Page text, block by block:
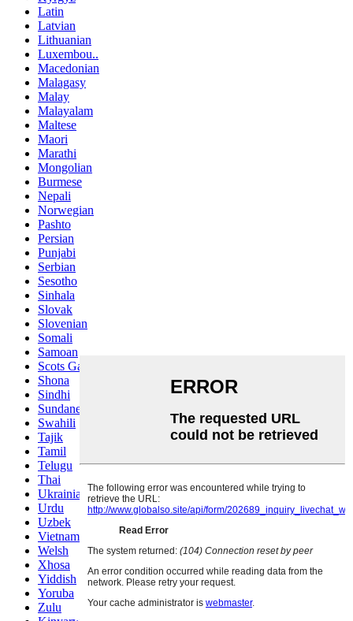
Latin
Latvian
Lithuanian
Luxembou..
Macedonian
Malagasy
Malay
Malayalam
Maltese
Maori
Marathi
Mongolian
Burmese
Nepali
Norwegian
Pashto
Persian
Punjabi
Serbian
Sesotho
Sinhala
Slovak
Slovenian
Somali
Samoan
Scots Gaelic
Shona
Sindhi
Sundanese
Swahili
Tajik
Tamil
Telugu
Thai
Ukrainian
Urdu
Uzbek
Vietnamese
Welsh
Xhosa
Yiddish
Yoruba
Zulu